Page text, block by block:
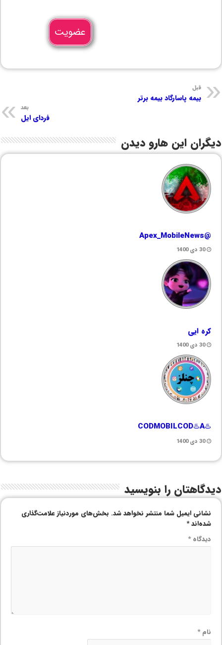
عضویت
قبل
بیمه پاسارگاد بیمه برتر
بعد
فردای ایل
دیگران این هارو دیدن
@Apex_MobileNews
30 دی 1400
کره ایی
30 دی 1400
♨️CODMOBILCOD♨️A
30 دی 1400
دیدگاهتان را بنویسید
نشانی ایمیل شما منتشر نخواهد شد. بخش‌های موردنیاز علامت‌گذاری
شده‌اند*
دیدگاه*
نام*